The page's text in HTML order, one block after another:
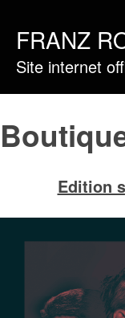
FRANZ
Site internet
Home
Vidéos
Tournée
Boutique
Contact
Edition